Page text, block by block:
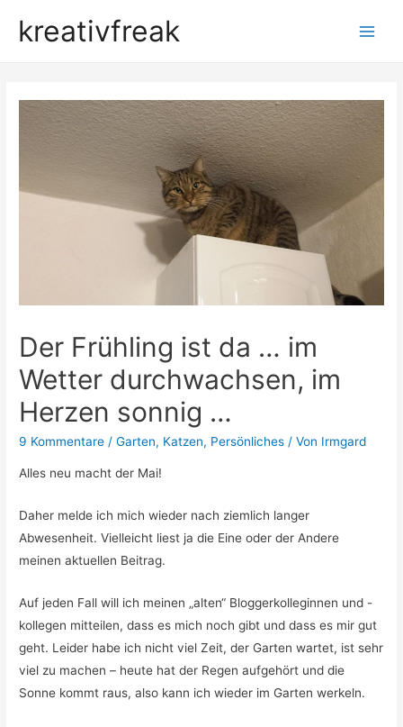
kreativfreak
Der Frühling ist da … im
Wetter durchwachsen, im
Herzen sonnig …
9 Kommentare /Garten, Katzen, Persönliches / Von Irmgard
Alles neu macht der Mai!
Daher melde ich mich wieder nach ziemlich langer
Abwesenheit. Vielleicht liest ja die Eine oder der Andere
meinen aktuellen Beitrag.
Auf jeden Fall will ich meinen „alten“ Bloggerkolleginnen und -
kollegen mitteilen, dass es mich noch gibt und dass es mir gut
geht. Leider habe ich nicht viel Zeit, der Garten wartet, ist sehr
viel zu machen – heute hat der Regen aufgehört und die
Sonne kommt raus, also kann ich wieder im Garten werkeln.